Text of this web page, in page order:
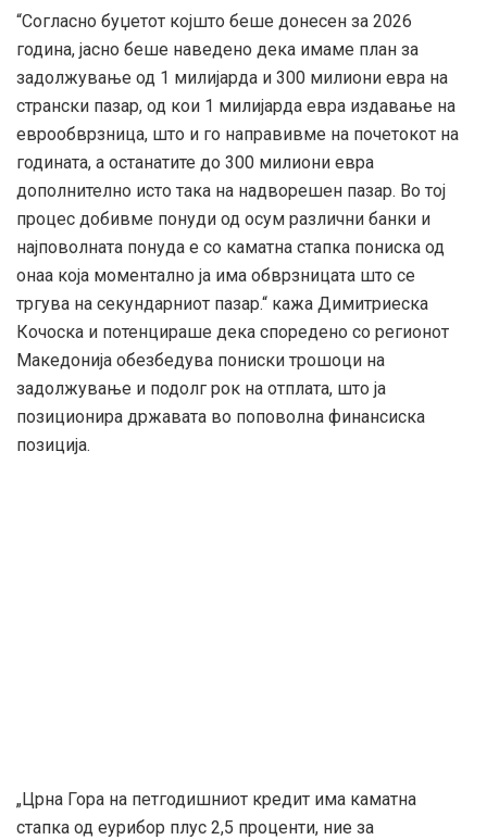
“Согласно буџетот којшто беше донесен за 2026
година, јасно беше наведено дека имаме план за
задолжување од 1 милијарда и 300 милиони евра на
странски пазар, од кои 1 милијарда евра издавање на
еврообврзница, што и го направивме на почетокот на
годината, а останатите до 300 милиони евра
дополнително исто така на надворешен пазар. Во тој
процес добивме понуди од осум различни банки и
најповолната понуда е со каматна стапка пониска од
онаа која моментално ја има обврзницата што се
тргува на секундарниот пазар.“ кажа Димитриеска
Кочоска и потенцираше дека споредено со регионот
Македонија обезбедува пониски трошоци на
задолжување и подолг рок на отплата, што ја
позиционира државата во поповолна финансиска
позиција.
„Црна Гора на петгодишниот кредит има каматна
стапка од еурибор плус 2,5 проценти, ние за